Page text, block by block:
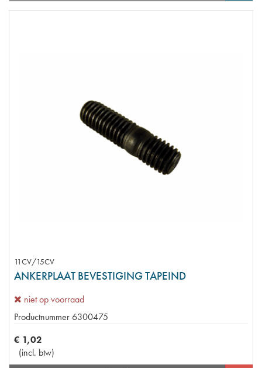
11CV/15CV
ANKERPLAAT BEVESTIGING TAPEIND
niet op voorraad
Productnummer 6300475
€ 1,02
(incl. btw)